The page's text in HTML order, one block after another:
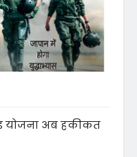
योजना अब हकीकत